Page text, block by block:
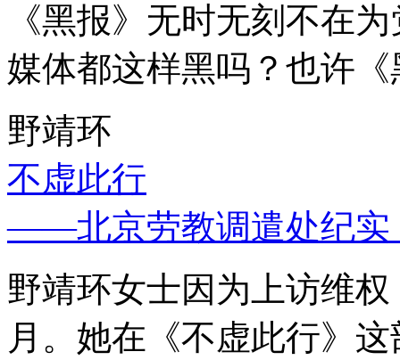
《黑报》无时无刻不在
媒体都这样黑吗？也许
野靖环
不虚此行
——北京劳教调遣处纪实
野靖环女士因为上访维
月。她在《不虚此行》